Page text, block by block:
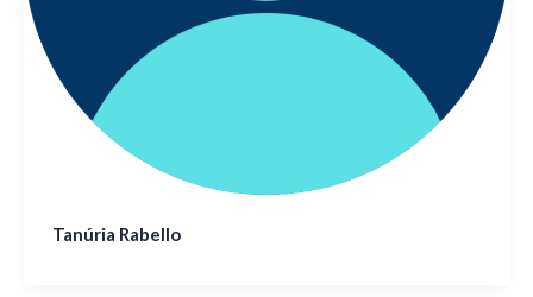
Tanúria Rabello